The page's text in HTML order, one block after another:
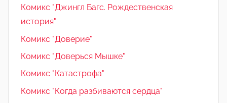
Комикс "Джингл Багс. Рождественская
история"
Комикс "Доверие"
Комикс "Доверься Мышке"
Комикс "Катастрофа"
Комикс "Когда разбиваются сердца"